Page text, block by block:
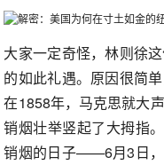
大家一定奇怪，林则徐
的如此礼遇。原因很简
在1858年，马克思就大
销烟壮举竖起了大拇指
销烟的日子——6月3日，